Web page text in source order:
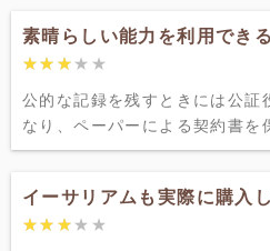
素晴らしい能力を利用でき
★★★★★
★★★★★
公的な記録を残すときには公証
なり、ペーパーによる契約書を
イーサリアムも実際に購入
★★★★★
★★★★★